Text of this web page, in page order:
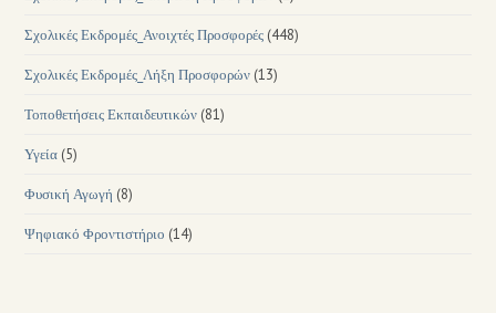
Σχολικές Εκδρομές_Ανοιχτές Προσφορές (448)
Σχολικές Εκδρομές_Λήξη Προσφορών (13)
Τοποθετήσεις Εκπαιδευτικών (81)
Υγεία (5)
Φυσική Αγωγή (8)
Ψηφιακό Φροντιστήριο (14)